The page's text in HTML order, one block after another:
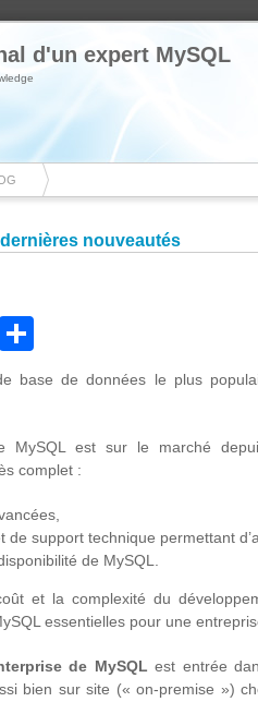
d'un expert MySQL
nouveautés
Facebook
base de données le plus
MySQL est sur le marché
complet :
de support technique permettant
de MySQL.
et la complexité du
essentielles pour une
de MySQL est entrée
bien sur site (« on-premise »)